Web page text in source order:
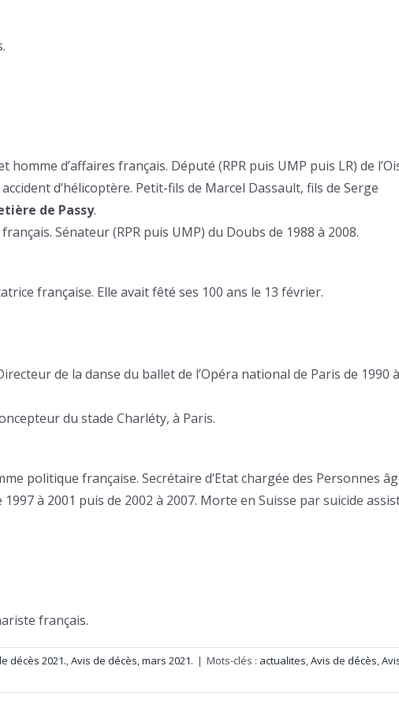
homme d’affaires français. Député (RPR puis UMP puis LR) de
d’hélicoptère. Petit-fils de Marcel Dassault, fils de Serge
de Passy.
Sénateur (RPR puis UMP) du Doubs de 1988 à 2008.
française. Elle avait fêté ses 100 ans le 13 février.
de la danse du ballet de l’Opéra national de Paris de 1990 à
du stade Charléty, à Paris.
politique française. Secrétaire d’Etat chargée des Personnes
à 2001 puis de 2002 à 2007. Morte en Suisse par suicide
français.
décès 2021.,Avis de décès, mars 2021. | Mots-clés : actualites,Avis de décès,